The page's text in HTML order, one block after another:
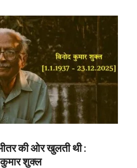
की ओर खुलती थी :
कुमार शुक्ल